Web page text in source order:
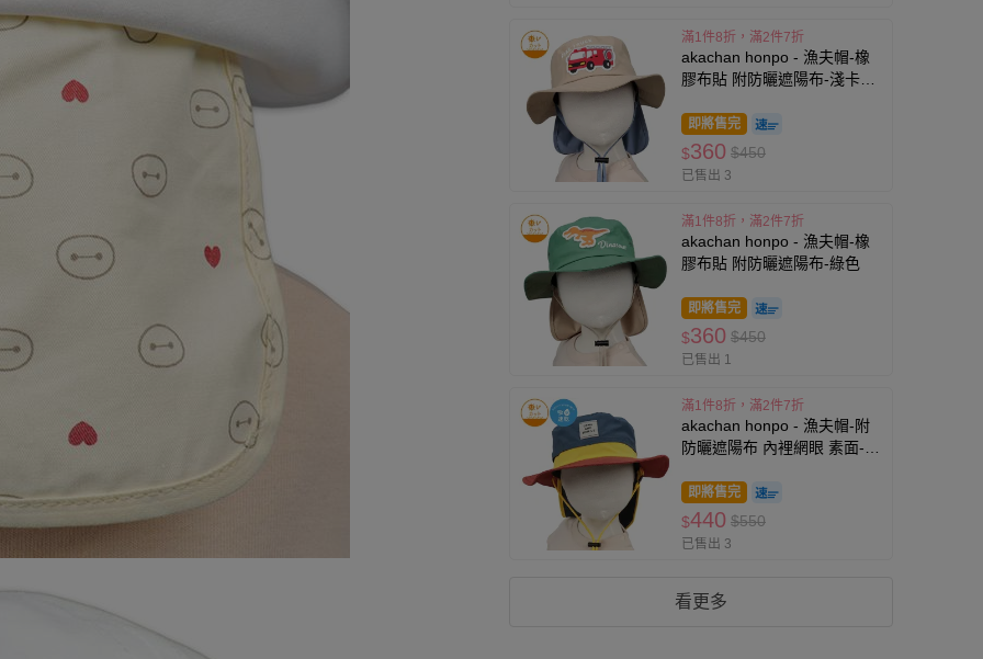
滿1件8折，滿2件7折
akachan honpo - 漁夫帽-橡
膠布貼 附防曬遮陽布-淺卡其
即將售完
$360 $450
已售出 3
滿1件8折，滿2件7折
akachan honpo - 漁夫帽-橡
膠布貼 附防曬遮陽布-綠色
即將售完
$360 $450
已售出 1
滿1件8折，滿2件7折
akachan honpo - 漁夫帽-附
防曬遮陽布 內裡網眼 素面-深
即將售完
$440 $550
已售出 3
看更多